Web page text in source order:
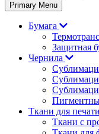
Primary Menu
Бумага
Защитная
Чернила
Ткани для печати
Ткани с